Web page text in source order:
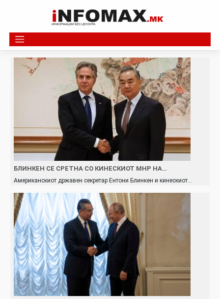
БЛИНКЕН СЕ СРЕТНА СО КИНЕСКИОТ МНР НА…
Американскиот државен секретар Ентони Блинкен и кинескиот…